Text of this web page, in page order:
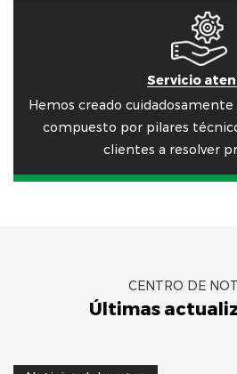
Servicio
Hemos creado
compuesto por pilares
clientes a resolver
CENTRO DE
Últimas